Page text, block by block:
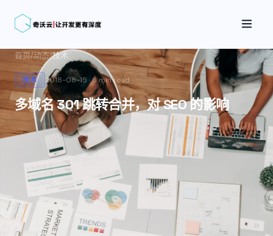
首页/动态/技术
技术 2018-08-15 ·6 minread
多域名 301 跳转合并，对 SEO 的影响